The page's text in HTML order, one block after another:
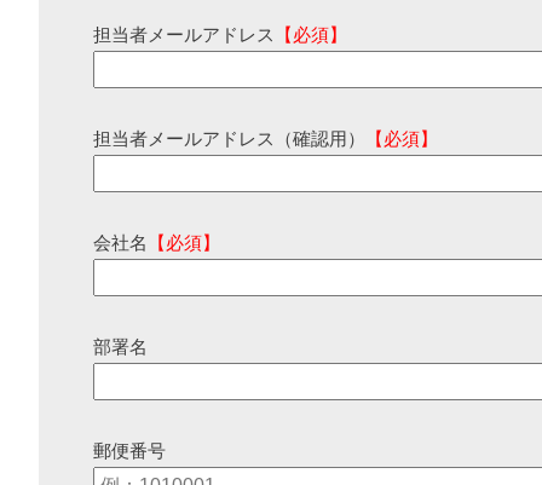
担当者メールアドレス 【必須】
担当者メールアドレス（確認用） 【必須】
会社名 【必須】
部署名
郵便番号